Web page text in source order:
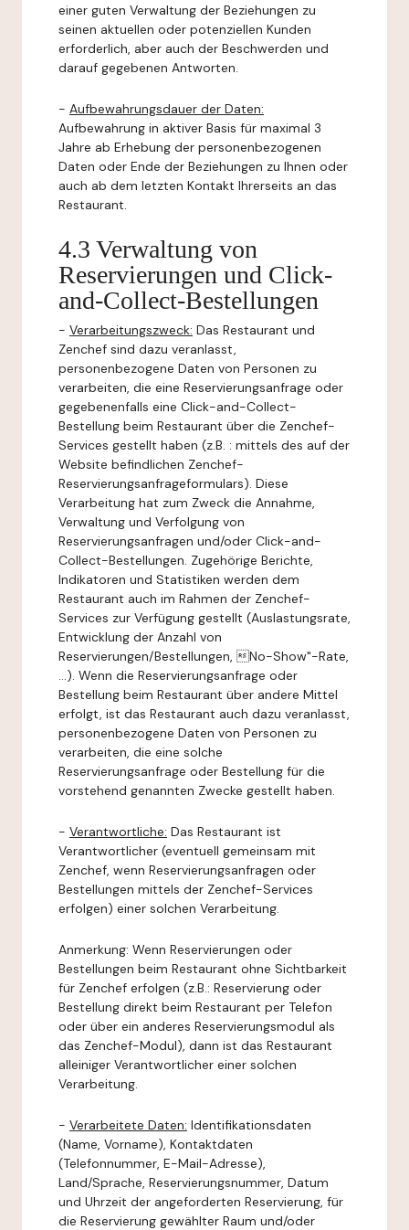
einer guten Verwaltung der Beziehungen zu
seinen aktuellen oder potenziellen Kunden
erforderlich, aber auch der Beschwerden und
darauf gegebenen Antworten.
- Aufbewahrungsdauer der Daten:
Aufbewahrung in aktiver Basis für maximal 3
Jahre ab Erhebung der personenbezogenen
Daten oder Ende der Beziehungen zu Ihnen oder
auch ab dem letzten Kontakt Ihrerseits an das
Restaurant.
4.3 Verwaltung von
Reservierungen und Click-
and-Collect-Bestellungen
- Verarbeitungszweck: Das Restaurant und
Zenchef sind dazu veranlasst,
personenbezogene Daten von Personen zu
verarbeiten, die eine Reservierungsanfrage oder
gegebenenfalls eine Click-and-Collect-
Bestellung beim Restaurant über die Zenchef-
Services gestellt haben (z.B. : mittels des auf der
Website befindlichen Zenchef-
Reservierungsanfrageformulars). Diese
Verarbeitung hat zum Zweck die Annahme,
Verwaltung und Verfolgung von
Reservierungsanfragen und/oder Click-and-
Collect-Bestellungen. Zugehörige Berichte,
Indikatoren und Statistiken werden dem
Restaurant auch im Rahmen der Zenchef-
Services zur Verfügung gestellt (Auslastungsrate,
Entwicklung der Anzahl von
Reservierungen/Bestellungen, No-Show"-Rate,
...). Wenn die Reservierungsanfrage oder
Bestellung beim Restaurant über andere Mittel
erfolgt, ist das Restaurant auch dazu veranlasst,
personenbezogene Daten von Personen zu
verarbeiten, die eine solche
Reservierungsanfrage oder Bestellung für die
vorstehend genannten Zwecke gestellt haben.
- Verantwortliche: Das Restaurant ist
Verantwortlicher (eventuell gemeinsam mit
Zenchef, wenn Reservierungsanfragen oder
Bestellungen mittels der Zenchef-Services
erfolgen) einer solchen Verarbeitung.
Anmerkung: Wenn Reservierungen oder
Bestellungen beim Restaurant ohne Sichtbarkeit
für Zenchef erfolgen (z.B.: Reservierung oder
Bestellung direkt beim Restaurant per Telefon
oder über ein anderes Reservierungsmodul als
das Zenchef-Modul), dann ist das Restaurant
alleiniger Verantwortlicher einer solchen
Verarbeitung.
- Verarbeitete Daten: Identifikationsdaten
(Name, Vorname), Kontaktdaten
(Telefonnummer, E-Mail-Adresse),
Land/Sprache, Reservierungsnummer, Datum
und Uhrzeit der angeforderten Reservierung, für
die Reservierung gewählter Raum und/oder